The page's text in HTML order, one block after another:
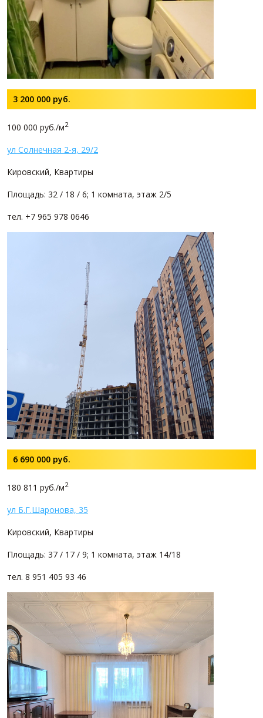
3 200 000 руб.
100 000 руб./м2
ул Солнечная 2-я, 29/2
Кировский, Квартиры
Площадь: 32 / 18 / 6; 1 комната, этаж 2/5
тел. +7 965 978 0646
6 690 000 руб.
180 811 руб./м2
ул Б.Г.Шаронова, 35
Кировский, Квартиры
Площадь: 37 / 17 / 9; 1 комната, этаж 14/18
тел. 8 951 405 93 46